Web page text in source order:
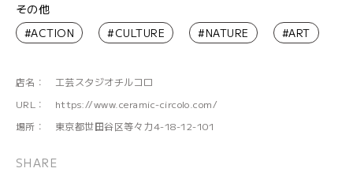
その他
#ACTION #CULTURE #NATURE #ART
店名：
工芸スタジオチルコロ
URL：
https://www.ceramic-circolo.com/
場所：
東京都世田谷区等々力4-18-12-101
SHARE